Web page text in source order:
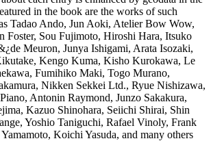
in the book are the works of such
Tadao Ando, Jun Aoki, Atelier Bow Wow,
Foster, Sou Fujimoto, Hiroshi Hara, Itsuko
Meuron, Junya Ishigami, Arata Isozaki,
Kengo Kuma, Kisho Kurokawa, Le
Fumihiko Maki, Togo Murano,
Nikken Sekkei Ltd., Ryue Nishizawa,
Antonin Raymond, Junzo Sakakura,
Kazuo Shinohara, Seiichi Shirai, Shin
Yoshio Taniguchi, Rafael Vinoly, Frank
Koichi Yasuda, and many others